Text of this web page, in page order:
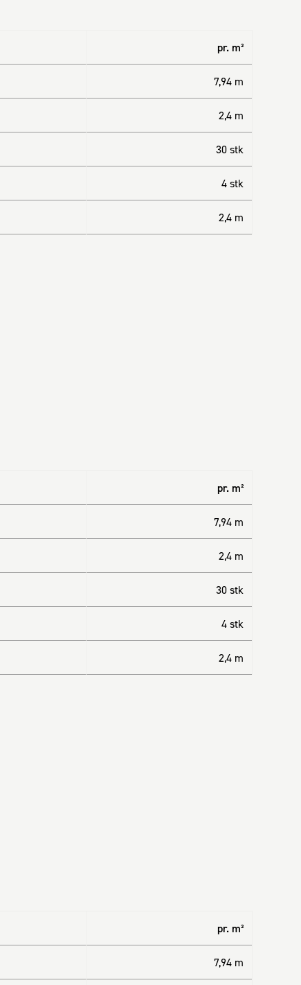
pr. m²
7,94 m
2,4 m
30 stk
4 stk
2,4 m
pr. m²
7,94 m
2,4 m
30 stk
4 stk
2,4 m
pr. m²
7,94 m